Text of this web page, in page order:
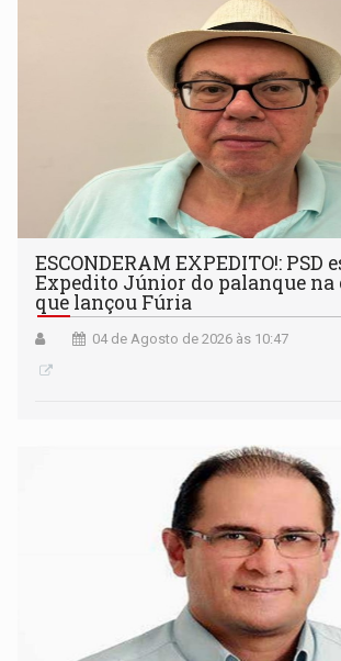
ESCONDERAM EXPEDITO!: PSD
Expedito Júnior do palanque na
que lançou Fúria
04 de Agosto de 2026 às 10:47